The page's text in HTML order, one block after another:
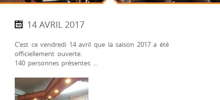
14 AVRIL 2017
C’est ce vendredi 14 avril que la saison 2017 a été
officiellement ouverte.
140 personnes présentes …